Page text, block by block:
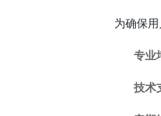
为确保
专业
技术